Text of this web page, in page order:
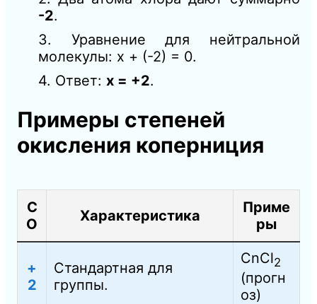
-2.
3. Уравнение для нейтральной
молекулы: x + (-2) = 0.
4. Ответ: x = +2.
Примеры степеней
окисления коперниция
С
О
Характеристика
Приме
ры
+
2
Стандартная для
группы.
CnCl2
(прогн
оз)